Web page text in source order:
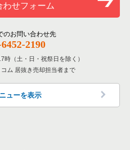
件一覧
件一覧
物件の案件一覧
物件の案件一覧
抜き売却物件の案件一覧
却物件の案件一覧
バーの居抜き売却物件の案件一覧
物件の案件一覧
物件の案件一覧
物件の案件一覧
わせフォーム
のお問い合わせ先
2190
時（土・日・祝祭日を除く）
ム 居抜き売却担当者まで
ューを表示